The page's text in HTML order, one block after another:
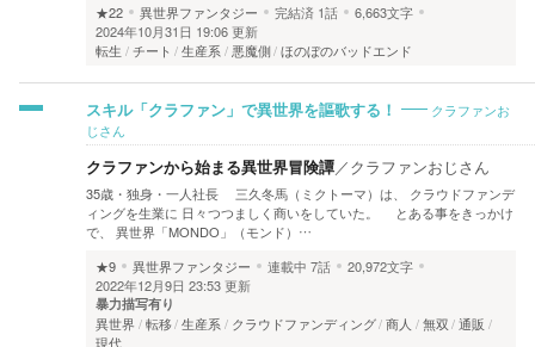
★22
異世界ファンタジー 完結済 1話
6,663文字
2024年10月31日 19:06 更新
転生
チート 生産系 悪魔側 ほのぼのバッドエンド
スキル「クラファン」で異世界を謳歌する！
クラファンお
じさん
クラファンから始まる異世界冒険譚／クラファンおじさん
35歳・独身・一人社長 三久冬馬（ミクトーマ）は、 クラウドファンデ
ィングを生業に 日々つつましく商いをしていた。 とある事をきっかけ
で、 異世界「MONDO」（モンド）…
★9
異世界ファンタジー 連載中 7話
20,972文字
2022年12月9日 23:53 更新
暴力描写有り
異世界 転移 生産系 クラウドファンディング 商人 無双 通販
現代